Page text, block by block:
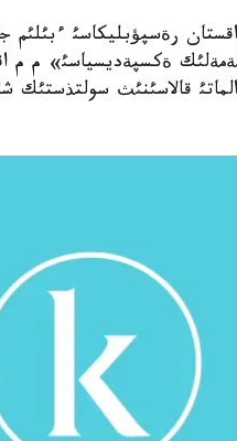
- قازاقستان رةسپؤبليكاسئ